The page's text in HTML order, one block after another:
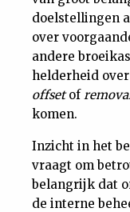
doelstellingen
over
andere
helderheid
offsetof
komen.
Inzicht in het
vraagt om
belangrijk dat
de interne